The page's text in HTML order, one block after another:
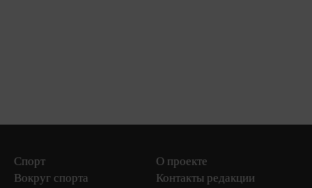
Спорт
Вокруг спорта
О проекте
Контакты редакции